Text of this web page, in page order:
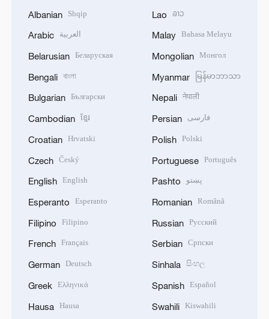
Albanian Shqip
Arabic العربية
Belarusian Беларуская
Bengali বাংলা
Bulgarian Български
Cambodian ខ្មែរ
Croatian Hrvatski
Czech Český
English English
Esperanto Esperanto
Filipino Filipino
French Français
German Deutsch
Greek Ελληνικά
Hausa Hausa
Lao ລາວ
Malay Bahasa Melayu
Mongolian Монгол
Myanmar မြန်မာဘာသာ
Nepali नेपाली
Persian فارسی
Polish Polski
Portuguese Português
Pashto پښتو
Romanian Română
Russian Русский
Serbian Српски
Sinhala සිංහල
Spanish Español
Swahili Kiswahili